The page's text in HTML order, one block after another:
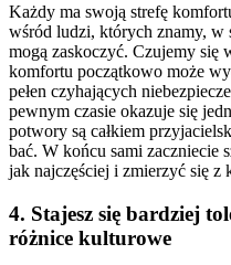
Każdy ma swoją strefę
wśród ludzi, których znamy, w
mogą zaskoczyć. Czujemy się
komfortu początkowo może
pełen czyhających
pewnym czasie okazuje się
potwory są całkiem
bać. W końcu sami zaczniecie
jak najczęściej i zmierzyć się
4. Stajesz się bardziej
różnice kulturowe